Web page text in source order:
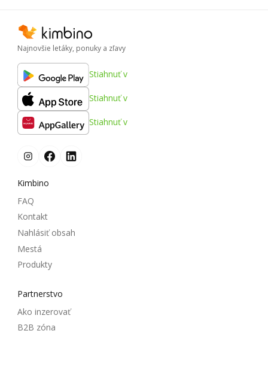
Najnovšie letáky, ponuky a zľavy
Stiahnuť v
Stiahnuť v
Stiahnuť v
Kimbino
FAQ
Kontakt
Nahlásiť obsah
Mestá
Produkty
Partnerstvo
Ako inzerovať
B2B zóna